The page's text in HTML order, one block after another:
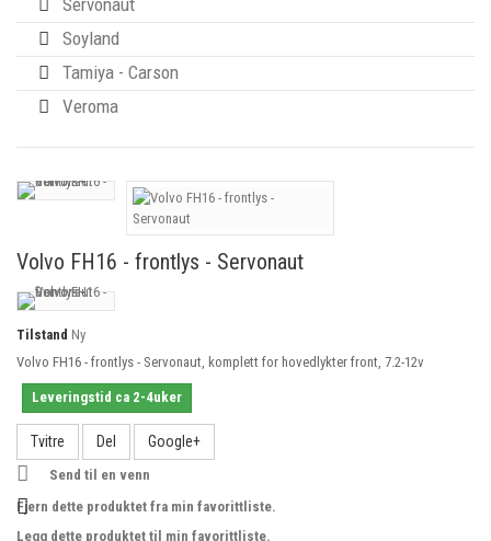
Servonaut
Soyland
Tamiya - Carson
Veroma
Volvo FH16 - frontlys - Servonaut
Art.nr
Tilstand Ny
Volvo FH16 - frontlys - Servonaut, komplett for hovedlykter front, 7.2-12v
Leveringstid ca 2-4uker
Tvitre Del Google+
Send til en venn
Fjern dette produktet fra min favorittliste.
Legg dette produktet til min favorittliste.